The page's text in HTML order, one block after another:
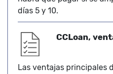
días 5 y 10.
CCLoan,
Las ventajas principales